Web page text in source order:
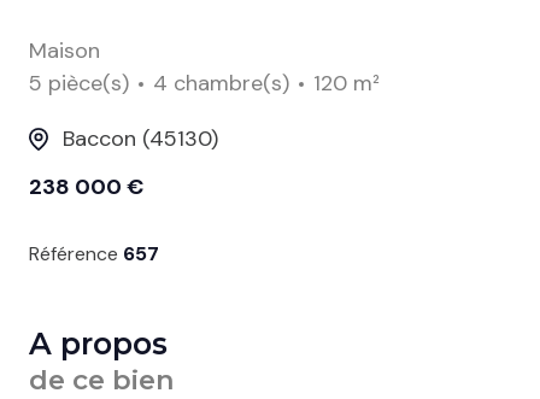
Maison
5 pièce(s)
4 chambre(s)
120 m²
Baccon (45130)
238 000 €
Référence 657
A propos
de ce bien